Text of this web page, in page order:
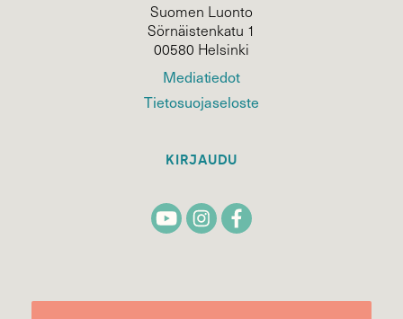
Suomen Luonto
Sörnäistenkatu 1
00580 Helsinki
Mediatiedot
Tietosuojaseloste
KIRJAUDU